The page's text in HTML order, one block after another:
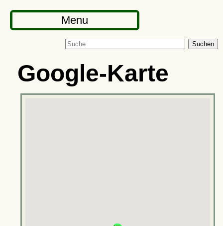
Menu
Suchen
Google-Karte